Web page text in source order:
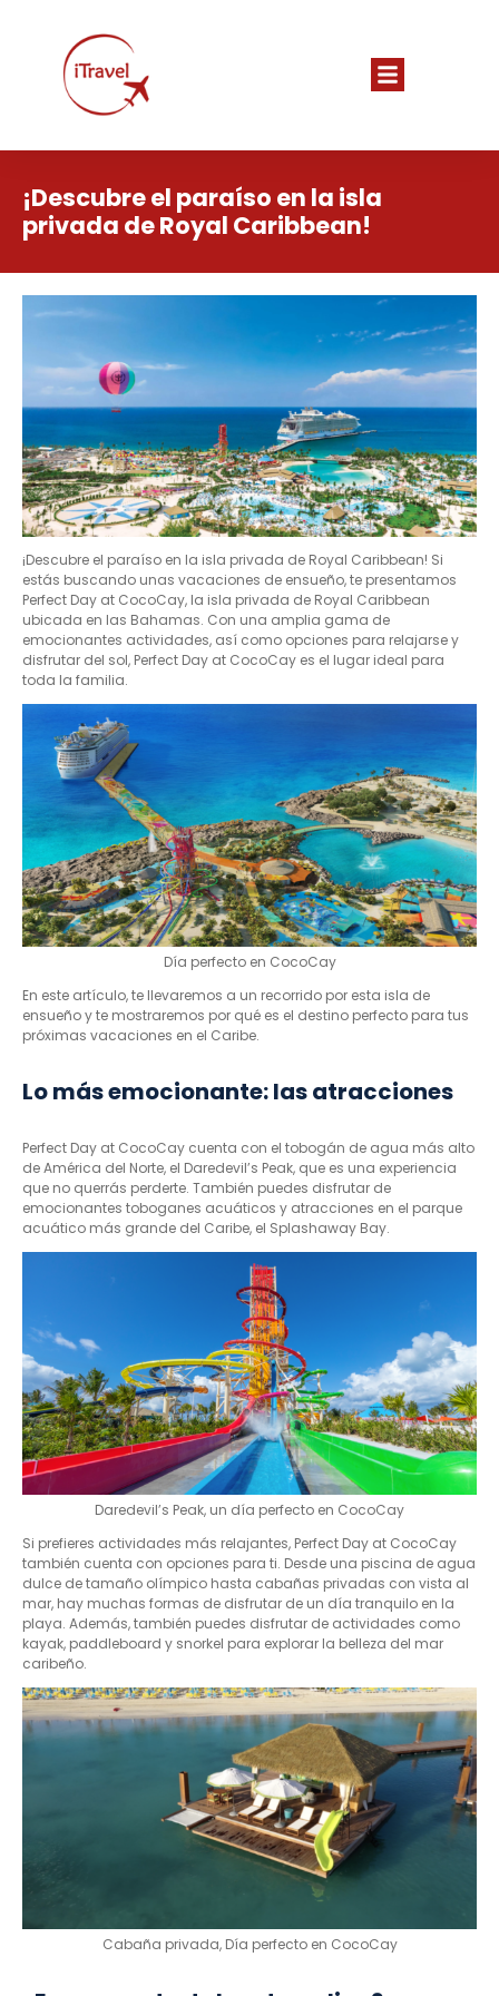
¡Descubre el paraíso en la isla
privada de Royal Caribbean!
¡Descubre el paraíso en la isla privada de Royal Caribbean! Si
estás buscando unas vacaciones de ensueño, te presentamos
Perfect Day at CocoCay, la isla privada de Royal Caribbean
ubicada en las Bahamas. Con una amplia gama de
emocionantes actividades, así como opciones para relajarse y
disfrutar del sol, Perfect Day at CocoCay es el lugar ideal para
toda la familia.
Día perfecto en CocoCay
En este artículo, te llevaremos a un recorrido por esta isla de
ensueño y te mostraremos por qué es el destino perfecto para tus
próximas vacaciones en el Caribe.
Lo más emocionante: las atracciones
Perfect Day at CocoCay cuenta con el tobogán de agua más alto
de América del Norte, el Daredevil’s Peak, que es una experiencia
que no querrás perderte. También puedes disfrutar de
emocionantes toboganes acuáticos y atracciones en el parque
acuático más grande del Caribe, el Splashaway Bay.
Daredevil’s Peak, un día perfecto en CocoCay
Si prefieres actividades más relajantes, Perfect Day at CocoCay
también cuenta con opciones para ti. Desde una piscina de agua
dulce de tamaño olímpico hasta cabañas privadas con vista al
mar, hay muchas formas de disfrutar de un día tranquilo en la
playa. Además, también puedes disfrutar de actividades como
kayak, paddleboard y snorkel para explorar la belleza del mar
caribeño.
Cabaña privada, Día perfecto en CocoCay